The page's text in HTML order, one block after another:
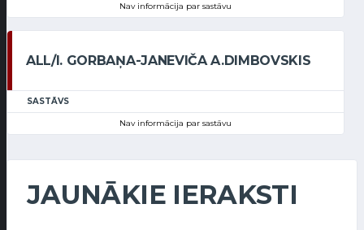
Nav informācija par sastāvu
ALL/I. GORBAŅA-JANEVIČA A.DIMBOVSKIS
SASTĀVS
Nav informācija par sastāvu
JAUNĀKIE IERAKSTI